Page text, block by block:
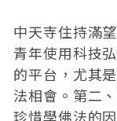
中天寺住持滿
青年使用科技
的平台，尤其
法相會。第二
珍惜學佛法的